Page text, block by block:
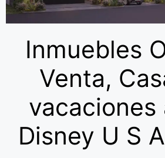
Inmuebles
Venta,
vacaciones
Disney U S